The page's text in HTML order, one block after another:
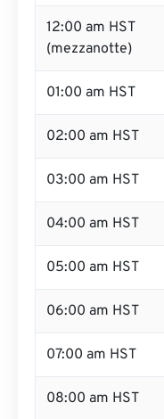
12:00 am HST
(mezzanotte)
01:00 am HST
02:00 am HST
03:00 am HST
04:00 am HST
05:00 am HST
06:00 am HST
07:00 am HST
08:00 am HST